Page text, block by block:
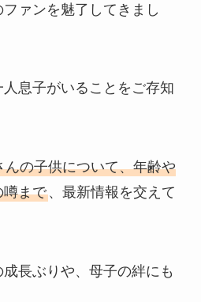
ァンを魅了してきまし
息子がいることをご存知
んの子供について、年齢や
噂まで、最新情報を交えて
長ぶりや、母子の絆にも